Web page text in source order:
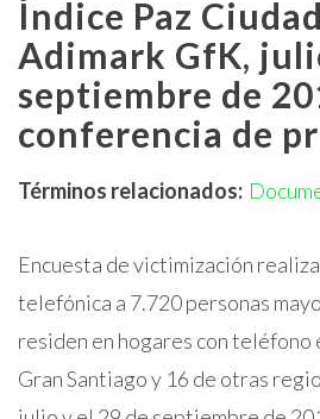
Índice Paz
Adimark GfK,
septiembre de
conferencia de
Términos relacionados:
Encuesta de victimización
telefónica a 7.720 personas
residen en hogares con teléfono
Gran Santiago y 16 de otras